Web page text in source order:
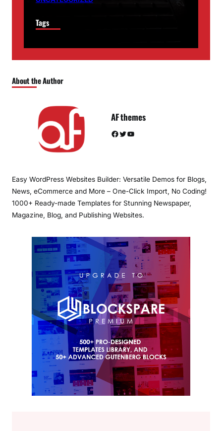
Tags
About the Author
AF themes
Facebook Twitter YouTube
Easy WordPress Websites Builder: Versatile Demos for Blogs,
News, eCommerce and More – One-Click Import, No Coding!
1000+ Ready-made Templates for Stunning Newspaper,
Magazine, Blog, and Publishing Websites.